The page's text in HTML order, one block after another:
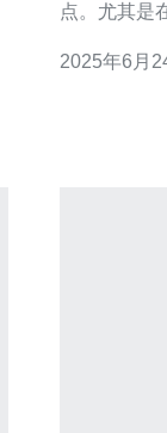
点。尤其是
的网站数据。 香港站群服务器具有以下几个安全特
2025年6月